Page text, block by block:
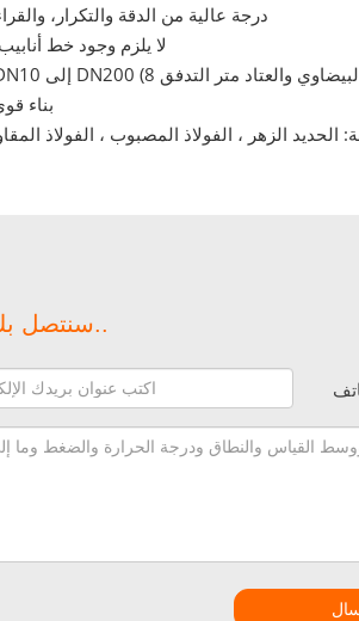
درجة عالية من الدقة والتكرار،
لا يلزم وجود خط
بناء
سنتصل بك خلال 24 ساعة..